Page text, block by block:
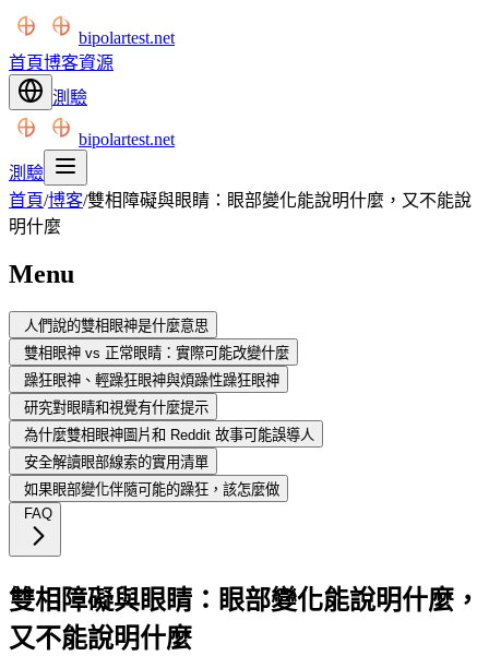
bipolartest.net
首頁博客資源
測驗
bipolartest.net
測驗
首頁/博客/雙相障礙與眼睛：眼部變化能說明什麼，又不能說
明什麼
Menu
人們說的雙相眼神是什麼意思
雙相眼神 vs 正常眼睛：實際可能改變什麼
躁狂眼神、輕躁狂眼神與煩躁性躁狂眼神
研究對眼睛和視覺有什麼提示
為什麼雙相眼神圖片和 Reddit 故事可能誤導人
安全解讀眼部線索的實用清單
如果眼部變化伴隨可能的躁狂，該怎麼做
FAQ
雙相障礙與眼睛：眼部變化能說明什麼，
又不能說明什麼